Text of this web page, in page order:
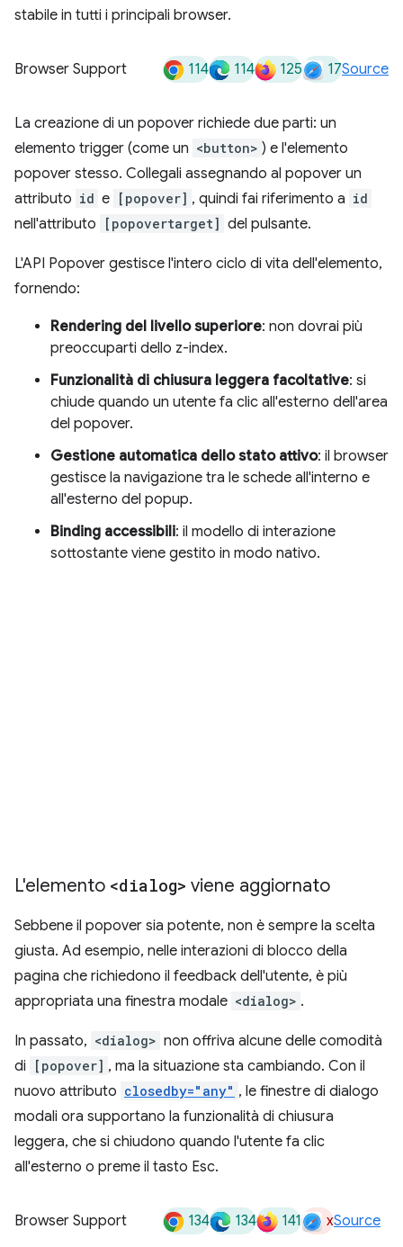
stabile in tutti i principali browser.
Browser Support 114 114 125 17Source
La creazione di un popover richiede due parti: un
elemento trigger (come un <button> ) e l'elemento
popover stesso. Collegali assegnando al popover un
attributo id e [popover] , quindi fai riferimento a id
nell'attributo [popovertarget] del pulsante.
L'API Popover gestisce l'intero ciclo di vita dell'elemento,
fornendo:
Rendering del livello superiore: non dovrai più
preoccuparti dello z-index.
Funzionalità di chiusura leggera facoltative: si
chiude quando un utente fa clic all'esterno dell'area
del popover.
Gestione automatica dello stato attivo: il browser
gestisce la navigazione tra le schede all'interno e
all'esterno del popup.
Binding accessibili: il modello di interazione
sottostante viene gestito in modo nativo.
L'elemento <dialog> viene aggiornato
Sebbene il popover sia potente, non è sempre la scelta
giusta. Ad esempio, nelle interazioni di blocco della
pagina che richiedono il feedback dell'utente, è più
appropriata una finestra modale <dialog> .
In passato, <dialog> non offriva alcune delle comodità
di
[popover] , ma la situazione sta cambiando. Con il
nuovo attributo closedby="any" , le finestre di dialogo
modali ora supportano la funzionalità di chiusura
leggera, che si chiudono quando l'utente fa clic
all'esterno o preme il tasto Esc.
Browser Support 134 134 141 xSource